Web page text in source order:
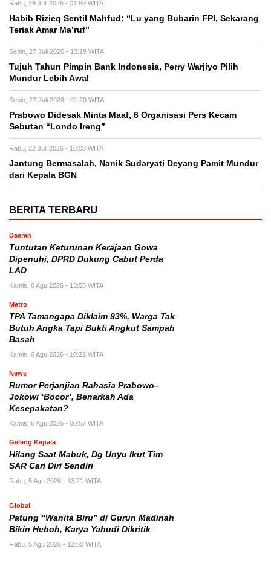
Rabu, 29 Juli 2026 - 01:59 WITA
Habib Rizieq Sentil Mahfud: “Lu yang Bubarin FPI, Sekarang
Teriak Amar Ma’ruf”
Senin, 27 Juli 2026 - 13:19 WITA
Tujuh Tahun Pimpin Bank Indonesia, Perry Warjiyo Pilih
Mundur Lebih Awal
Senin, 27 Juli 2026 - 01:20 WITA
Prabowo Didesak Minta Maaf, 6 Organisasi Pers Kecam
Sebutan “Londo Ireng”
Rabu, 22 Juli 2026 - 10:08 WITA
Jantung Bermasalah, Nanik Sudaryati Deyang Pamit Mundur
dari Kepala BGN
BERITA TERBARU
Daerah
Tuntutan Keturunan Kerajaan Gowa
Dipenuhi, DPRD Dukung Cabut Perda
LAD
Kamis, 6 Agu 2026 - 13:55 WITA
Metro
TPA Tamangapa Diklaim 93%, Warga Tak
Butuh Angka Tapi Bukti Angkut Sampah
Basah
Kamis, 6 Agu 2026 - 10:22 WITA
News
Rumor Perjanjian Rahasia Prabowo–
Jokowi ‘Bocor’, Benarkah Ada
Kesepakatan?
Kamis, 6 Agu 2026 - 00:57 WITA
Geleng Kepala
Hilang Saat Mabuk, Dg Unyu Ikut Tim
SAR Cari Diri Sendiri
Rabu, 5 Agu 2026 - 13:21 WITA
Global
Patung “Wanita Biru” di Gurun Madinah
Bikin Heboh, Karya Yahudi Dikritik
Rabu, 5 Agu 2026 - 12:00 WITA